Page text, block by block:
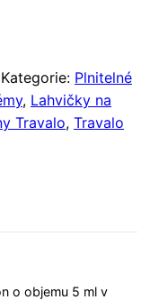
Kategorie: Plnitelné
, Lahvičky na
Travalo, Travalo
o objemu 5 ml v